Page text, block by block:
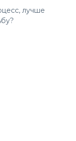
лучше